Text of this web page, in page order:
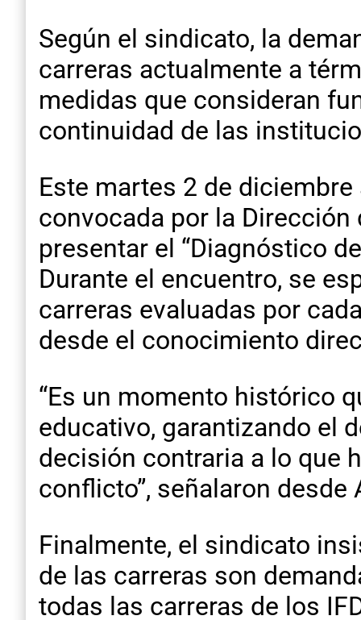
Según el sindicato, la
carreras actualmente a
medidas que consideran
continuidad de las
Este martes 2 de
convocada por la Dirección
presentar el “Diagnóstico
Durante el encuentro, se
carreras evaluadas por
desde el conocimiento
“Es un momento histórico
educativo, garantizando el
decisión contraria a lo que
conflicto”, señalaron desde
Finalmente, el sindicato
de las carreras son
todas las carreras de los